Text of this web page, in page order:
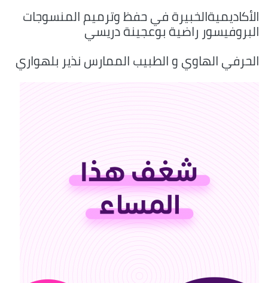
الأكاديميةالخبيرة في حفظ وترميم المنسوجات
البروفيسور راضية بوعجينة دريسي
الحرفي الهاوي و الطبيب الممارس نذير بلهواري